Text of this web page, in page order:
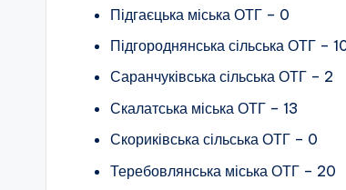
Підгаєцька міська ОТГ – 0
Підгороднянська сільська ОТГ –
Саранчуківська сільська ОТГ – 2
Скалатська міська ОТГ – 13
Скориківська сільська ОТГ – 0
Теребовлянська міська ОТГ – 20